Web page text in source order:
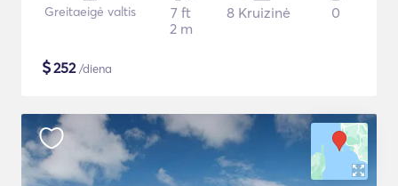
Greitaeigė valtis
7 ft
2 m
8 Kruizinė 0
$252/diena